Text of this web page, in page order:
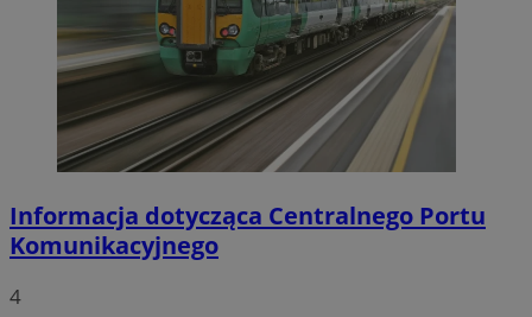
Informacja dotycząca Centralnego Portu
Komunikacyjnego
4